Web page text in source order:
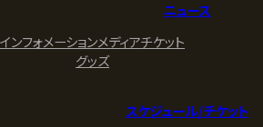
関連興行
SUNNY
VOYAGE